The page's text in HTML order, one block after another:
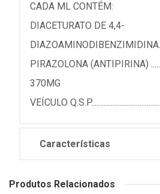
CADA ML CONTÉM:
DIACETURATO DE 4,4-
PIRAZOLONA (ANTIPIRINA)
370MG
VEÍCULO
Características
Produtos Relacionados